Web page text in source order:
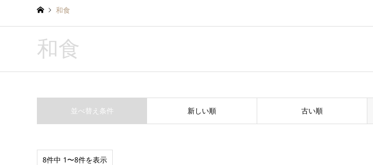
和食
和食
並べ替え条件 新しい順 古い順
8件中 1〜8件を表示